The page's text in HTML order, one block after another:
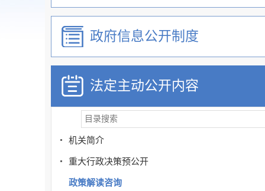
政府信息公开制度
法定主动公开内容
机关简介
重大行政决策预公开
政策解读咨询